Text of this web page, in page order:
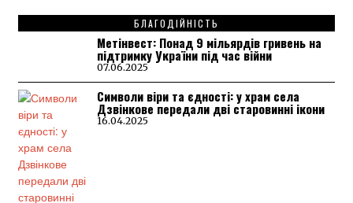
БЛАГОДІЙНІСТЬ
Метінвест: Понад 9 мільярдів гривень на
підтримку України під час війни
07.06.2025
Символи віри та єдності: у храм села
Дзвінкове передали дві старовинні ікони
16.04.2025